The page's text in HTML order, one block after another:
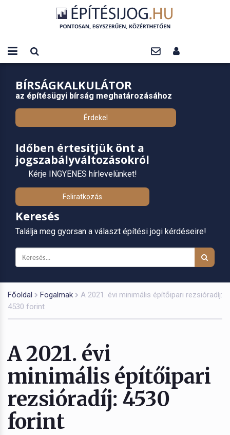
BÍRSÁGKALKULÁTOR
az építésügyi bírság meghatározásához
Érdekel
Időben értesítjük önt a
jogszabályváltozásokról
Kérje INGYENES hírlevelünket!
Feliratkozás
Keresés
Találja meg gyorsan a választ építési jogi kérdéseire!
Főoldal Fogalmak
A 2021. évi minimális építőipari rezsióradíj:
4530 forint
A 2021. évi
minimális építőipari
rezsióradíj: 4530
forint